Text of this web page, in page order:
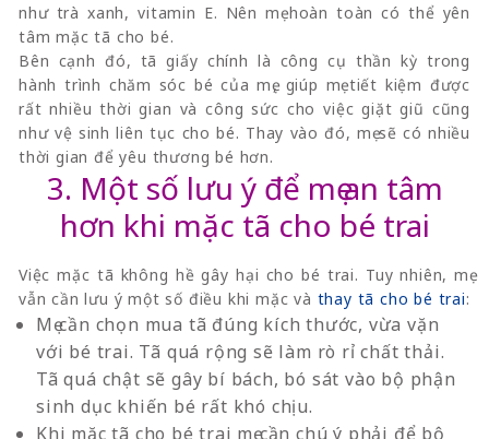
như trà xanh, vitamin E. Nên mẹ hoàn toàn có thể yên
tâm mặc tã cho bé.
Bên cạnh đó, tã giấy chính là công cụ thần kỳ trong
hành trình chăm sóc bé của mẹ, giúp mẹ tiết kiệm được
rất nhiều thời gian và công sức cho việc giặt giũ cũng
như vệ sinh liên tục cho bé. Thay vào đó, mẹ sẽ có nhiều
thời gian để yêu thương bé hơn.
3. Một số lưu ý để mẹ an tâm
hơn khi mặc tã cho bé trai
Việc mặc tã không hề gây hại cho bé trai. Tuy nhiên, mẹ
vẫn cần lưu ý một số điều khi mặc và thay tã cho bé trai:
Mẹ cần chọn mua tã đúng kích thước, vừa vặn
với bé trai. Tã quá rộng sẽ làm rò rỉ chất thải.
Tã quá chật sẽ gây bí bách, bó sát vào bộ phận
sinh dục khiến bé rất khó chịu.
Khi mặc tã cho bé trai mẹ cần chú ý phải để bộ